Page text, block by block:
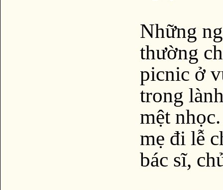
Những
thường
picnic ở
trong
mệt
mẹ đi lễ
bác sĩ,